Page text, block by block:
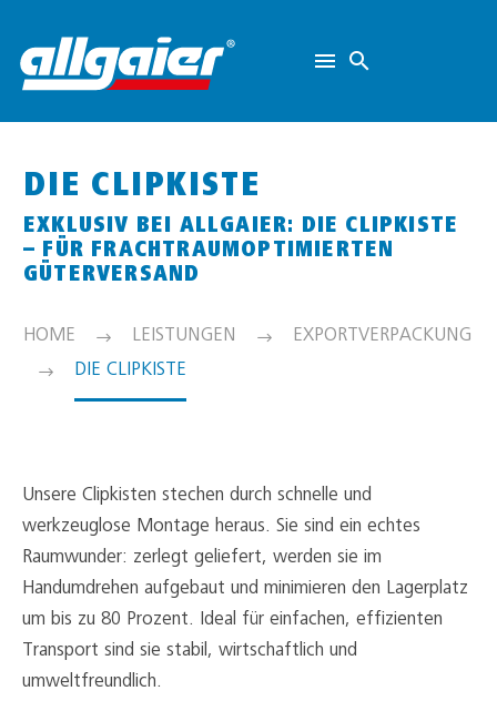
DIE CLIPKISTE
EXKLUSIV BEI ALLGAIER: DIE CLIPKISTE
– FÜR FRACHTRAUMOPTIMIERTEN
GÜTERVERSAND
HOME LEISTUNGEN
EXPORTVERPACKUNG
DIE CLIPKISTE
Unsere Clipkisten stechen durch schnelle und
werkzeuglose Montage heraus. Sie sind ein echtes
Raumwunder: zerlegt geliefert, werden sie im
Handumdrehen aufgebaut und minimieren den Lagerplatz
um bis zu 80 Prozent. Ideal für einfachen, effizienten
Transport sind sie stabil, wirtschaftlich und
umweltfreundlich.